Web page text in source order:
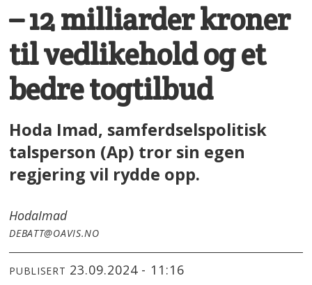
– 12 milliarder kroner
til vedlikehold og et
bedre togtilbud
Hoda Imad, samferdselspolitisk
talsperson (Ap) tror sin egen
regjering vil rydde opp.
HodaImad
DEBATT@OAVIS.NO
PUBLISERT 23.09.2024 - 11:16